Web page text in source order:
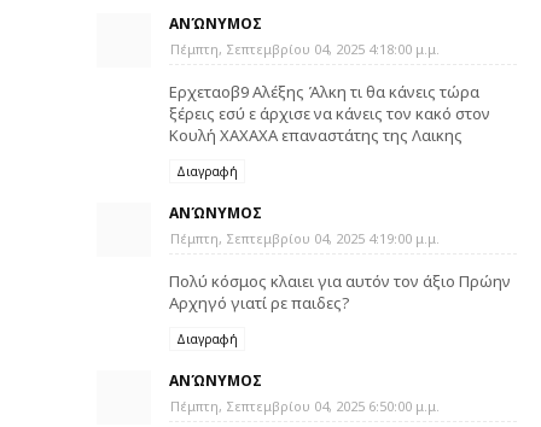
ΑΝΏΝΥΜΟΣ
Πέμπτη, Σεπτεμβρίου 04, 2025 4:18:00 μ.μ.
Ερχεταοβ9 Αλέξης Άλκη τι θα κάνεις τώρα
ξέρεις εσύ ε άρχισε να κάνεις τον κακό στον
Κουλή ΧΑΧΑΧΑ επαναστάτης της Λαικης
Διαγραφή
ΑΝΏΝΥΜΟΣ
Πέμπτη, Σεπτεμβρίου 04, 2025 4:19:00 μ.μ.
Πολύ κόσμος κλαιει για αυτόν τον άξιο Πρώην
Αρχηγό γιατί ρε παιδες?
Διαγραφή
ΑΝΏΝΥΜΟΣ
Πέμπτη, Σεπτεμβρίου 04, 2025 6:50:00 μ.μ.